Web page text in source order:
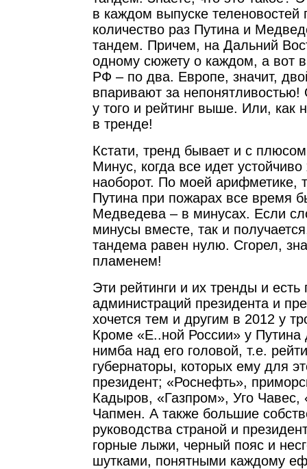
в каждом выпуске теленовостей
количество раз Путина и
тандем. Причем, на Дальний
одному сюжету о каждом, а вот в
РФ – по два. Европе, значит,
впаривают за
у того и рейтинг выше. Или, как
в тренде!
Кстати, тренд бывает и с
Минус, когда все идет
наоборот. По моей арифметике,
Путина при пожарах все время
Медведева – в минусах. Если
минусы вместе, так и
тандема равен нулю. Сгорел,
пламенем!
Эти рейтинги и их тренды и есть
администраций президента и
хочется тем и другим в 2012 у
Кроме «Е..ной России» у
нимба над его головой, т.е.
губернаторы, которых ему для
президент; «Роснефть»,
Кадыров, «Газпром», Уго
Чапмен. А также большие
руководства страной и
горные лыжи, черный пояс и
шутками, понятными каждому